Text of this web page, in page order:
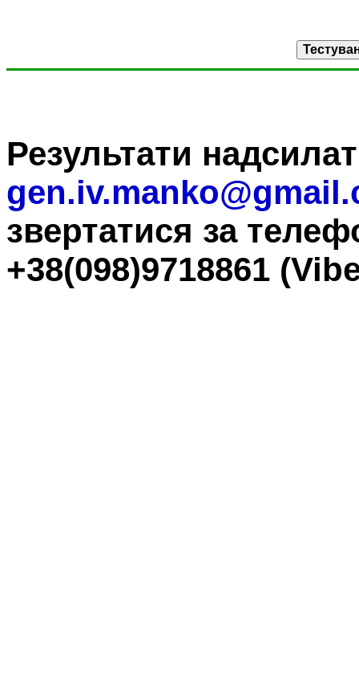
Результати
звертатися за
+38(098)9718861